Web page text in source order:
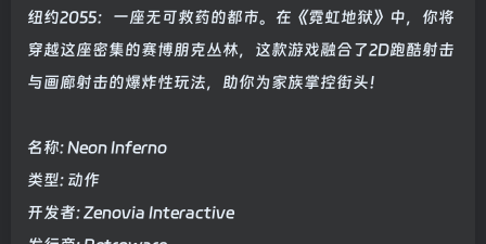
纽约2055：一座无可救药的都市。在《霓虹地狱》中，你将
穿越这座密集的赛博朋克丛林，这款游戏融合了2D跑酷射击
与画廊射击的爆炸性玩法，助你为家族掌控街头！
名称: Neon Inferno
类型: 动作
开发者: Zenovia Interactive